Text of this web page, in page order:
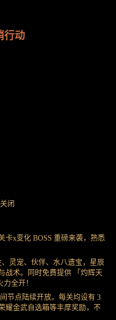
行动
闭
卡x变化 BOSS 重磅来袭，熟悉
灵宠、伙伴、水八遗宝，星辰
战术。同时免费提供 「灼辉天
全开！
节点陆续开放。每关均设有 3
耀金武自选箱等丰厚奖励，不